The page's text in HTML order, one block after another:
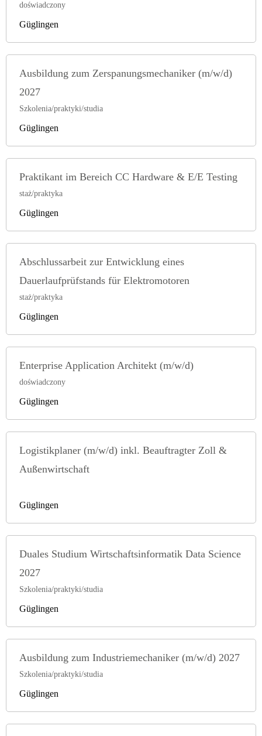
doświadczony
Güglingen
Ausbildung zum Zerspanungsmechaniker (m/w/d)
2027
Szkolenia/praktyki/studia
Güglingen
Praktikant im Bereich CC Hardware & E/E Testing
staż/praktyka
Güglingen
Abschlussarbeit zur Entwicklung eines
Dauerlaufprüfstands für Elektromotoren
staż/praktyka
Güglingen
Enterprise Application Architekt (m/w/d)
doświadczony
Güglingen
Logistikplaner (m/w/d) inkl. Beauftragter Zoll &
Außenwirtschaft
Güglingen
Duales Studium Wirtschaftsinformatik Data Science
2027
Szkolenia/praktyki/studia
Güglingen
Ausbildung zum Industriemechaniker (m/w/d) 2027
Szkolenia/praktyki/studia
Güglingen